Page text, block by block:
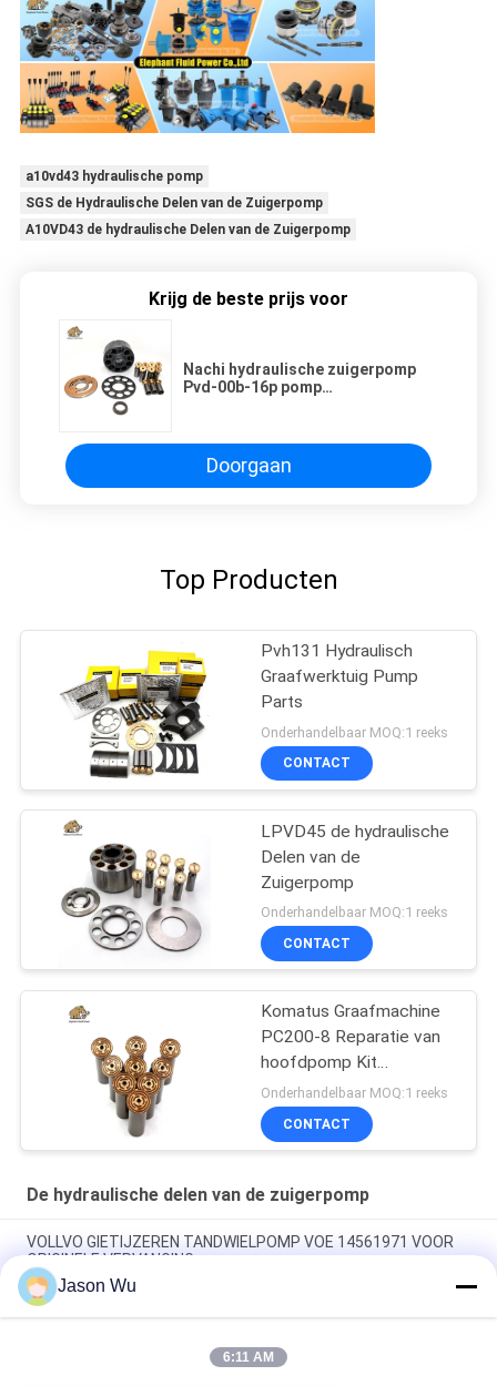
a10vd43 hydraulische pomp
SGS de Hydraulische Delen van de Zuigerpomp
A10VD43 de hydraulische Delen van de Zuigerpomp
Krijg de beste prijs voor
Nachi hydraulische zuigerpomp
Pvd-00b-16p pomp
301.5
Doorgaan
Top Producten
Pvh131 Hydraulisch
Graafwerktuig Pump
Parts
Onderhandelbaar MOQ:1 reeks
CONTACT
LPVD45 de hydraulische
Delen van de
Zuigerpomp
Onderhandelbaar MOQ:1 reeks
CONTACT
Komatus Graafmachine
PC200-8 Reparatie van
hoofdpomp Kit
Hydraulische pomp
Onderdeel zuigerpomp
Onderhoud reparatie
Onderhandelbaar MOQ:1 reeks
CONTACT
De hydraulische delen van de zuigerpomp
VOLLVO GIETIJZEREN TANDWIELPOMP VOE 14561971 VOOR
ORIGINELE VERVANGING
VOLLVO GIETIJZEREN TANDWIELPOMP VOE 14537295 VOOR
ORIGINELE VERVANGING
VOLLVO GEGEERPOMP VOE 14782798 voor de oorspronkelijke
Jason Wu
6:11 AM